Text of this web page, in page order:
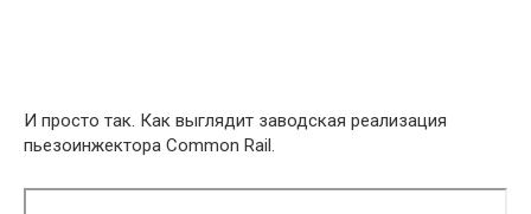
И просто так. Как выглядит заводская реализация
пьезоинжектора Common Rail.